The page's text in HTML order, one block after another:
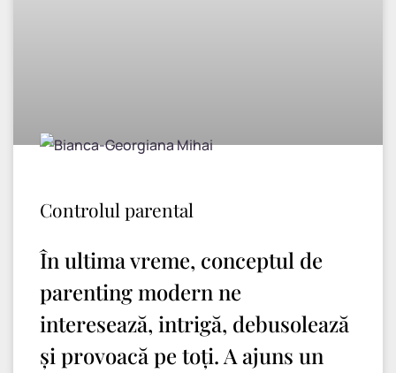
Controlul parental
În ultima vreme, conceptul de
parenting modern ne
interesează, intrigă, debusolează
și provoacă pe toți. A ajuns un